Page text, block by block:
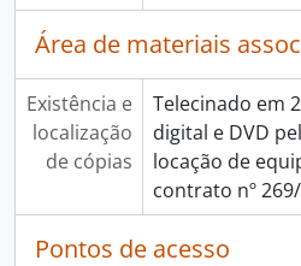
Área de materiais
Existência e
localização
de cópias
Telecinado em
digital e DVD
locação de
contrato nº
Pontos de acesso